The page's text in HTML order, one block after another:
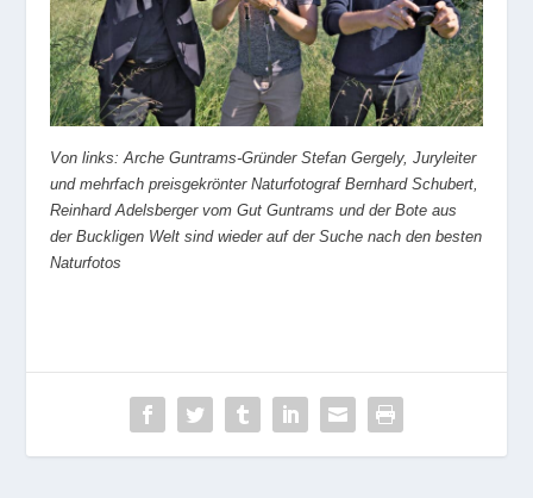
Von links: Arche Guntrams-Gründer Stefan Gergely, Juryleiter
und mehrfach preisgekrönter Naturfotograf Bernhard Schubert,
Reinhard Adelsberger vom Gut Guntrams und der Bote aus
der Buckligen Welt sind wieder auf der Suche nach den besten
Naturfotos